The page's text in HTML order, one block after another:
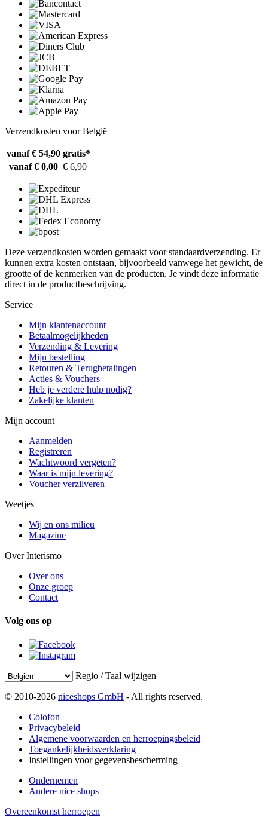
Verzendkosten voor België
vanaf € 54,90 gratis*
vanaf € 0,00 € 6,90
Deze verzendkosten worden gemaakt voor standaardverzending. Er
kunnen extra kosten ontstaan, bijvoorbeeld vanwege het gewicht, de
grootte of de kenmerken van de producten. Je vindt deze informatie
direct in de productbeschrijving.
Service
Mijn klantenaccount
Betaalmogelijkheden
Verzending & Levering
Mijn bestelling
Retouren & Terugbetalingen
Acties & Vouchers
Heb je verdere hulp nodig?
Zakelijke klanten
Mijn account
Aanmelden
Registreren
Wachtwoord vergeten?
Waar is mijn levering?
Voucher verzilveren
Weetjes
Wij en ons milieu
Magazine
Over Interismo
Over ons
Onze groep
Contact
Volg ons op
Regio / Taal wijzigen
© 2010-2026 niceshops GmbH - All rights reserved.
Colofon
Privacybeleid
Algemene voorwaarden en herroepingsbeleid
Toegankelijkheidsverklaring
Instellingen voor gegevensbescherming
Ondernemen
Andere nice shops
Overeenkomst herroepen